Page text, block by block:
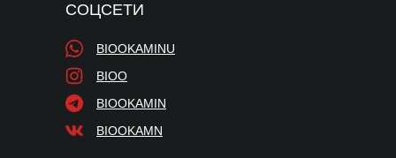
СОЦСЕТИ
BIOO
BIOOKAMINU
BIOOKAMIN
BIOOKAMN